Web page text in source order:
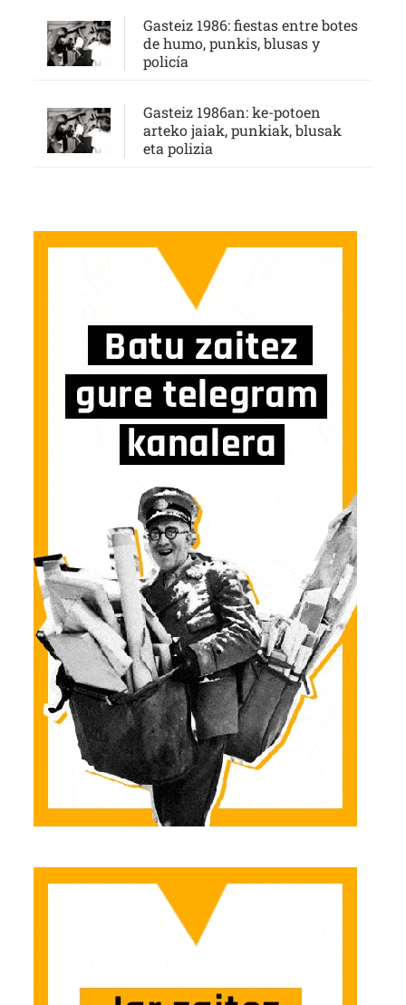
Gasteiz 1986: fiestas entre botes
de humo, punkis, blusas y
policía
Gasteiz 1986an: ke-potoen
arteko jaiak, punkiak, blusak
eta polizia